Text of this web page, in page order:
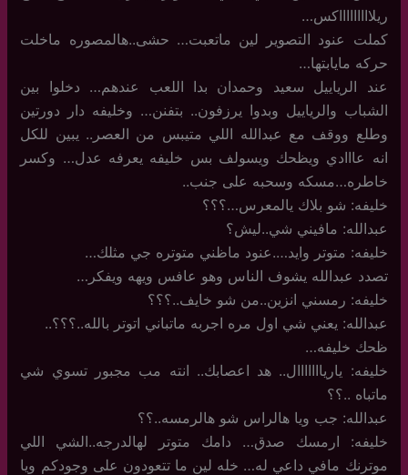
ريلاااااااااكس…
كملت عنود التصوير لين ماتعبت… حشى..هالمصوره ماخلت
حركه مايابتها…
عند الرياييل سعيد وحمدان بدا اللعب عندهم… دخلوا بين
الشباب والرياييل وبدوا يرزفون.. بتفنن… وخليفه دار دورتين
وطلع ووقف مع عبدالله اللي متيبس من العصر.. يبين للكل
انه عااادي ويظحك ويسولف بس خليفه يعرفه عدل… وكسر
خاطره…مسكه وسحبه على جنب..
خليفه: شو بلاك يالمعرس…؟؟؟
عبدالله: مافيني شي..ليش؟
خليفه: متوتر وايد….عنود ماظني متوتره جي مثلك…
تصدد عبدالله يشوف الناس وهو عافس ويهه ويفكر…
خليفه: رمسني انزين..من شو خايف..؟؟؟
عبدالله: يعني شي اول مره اجربه ماتباني اتوتر بالله..؟؟؟..
ظحك خليفه…
خليفه: ياريااااااال.. هد اعصابك.. انته مب مجبور تسوي شي
ماتباه ..؟؟
عبدالله: جب ويا هالراس شو هالرمسه..؟؟
خليفه: ارمسك صدق… دامك متوتر لهالدرجه..الشي اللي
موترنك مافي داعي له… خله لين ما تتعودون على وجودكم ويا